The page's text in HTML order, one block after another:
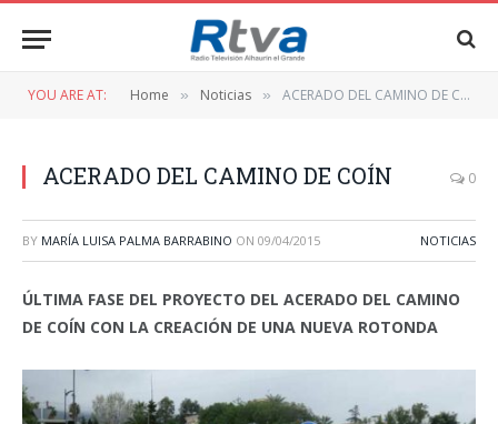
YOU ARE AT: Home » Noticias » ACERADO DEL CAMINO DE COÍN
ACERADO DEL CAMINO DE COÍN 0
BY MARÍA LUISA PALMA BARRABINO ON 09/04/2015 NOTICIAS
ÚLTIMA FASE DEL PROYECTO DEL ACERADO DEL CAMINO
DE COÍN CON LA CREACIÓN DE UNA NUEVA ROTONDA